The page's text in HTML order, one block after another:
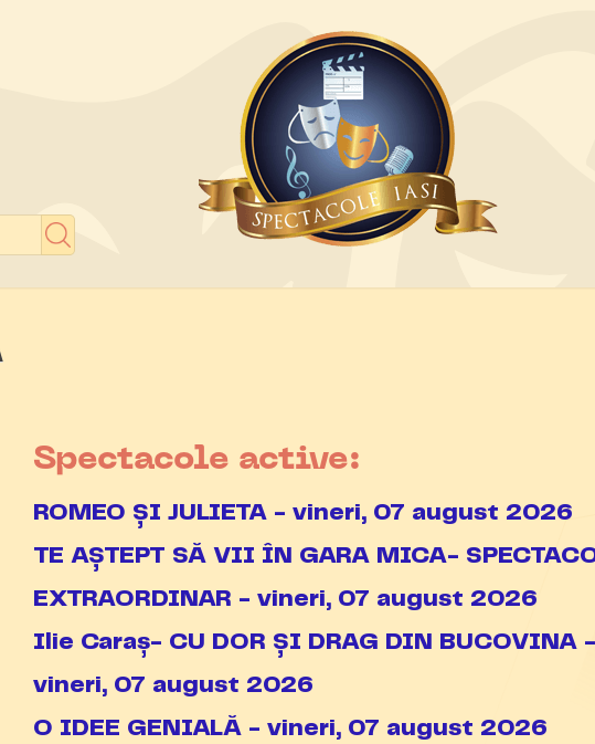
Spectacole active:
ROMEO ȘI JULIETA - vineri, 07 august 2026
TE AȘTEPT SĂ VII ÎN GARA MICA-
EXTRAORDINAR - vineri, 07 august 2026
Ilie Caraș- CU DOR ȘI DRAG DIN BUCOVINA -
vineri, 07 august 2026
O IDEE GENIALĂ - vineri, 07 august 2026